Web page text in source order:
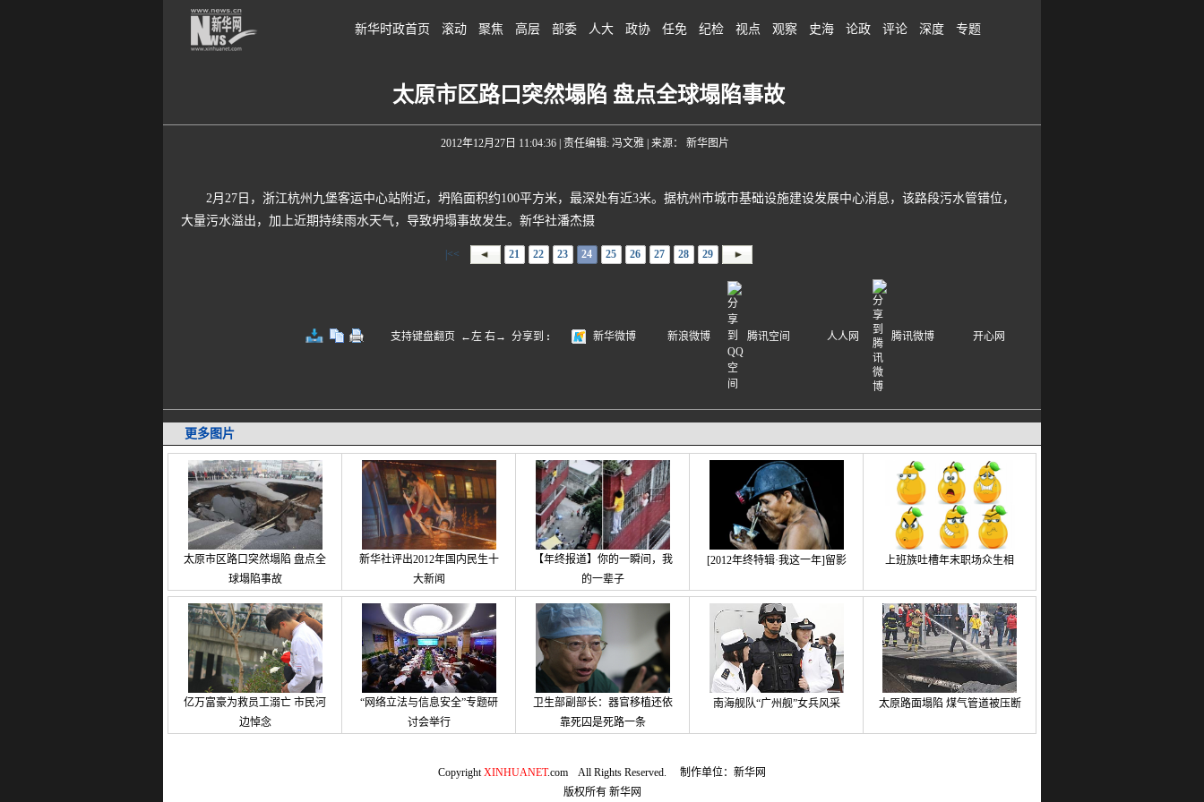
新华时政首页 滚动 聚焦 高层 部委 人大 政协 任免 纪检 视点 观察 史海 论政 评论 深度 专题
太原市区路口突然塌陷 盘点全球塌陷事故
2012年12月27日 11:04:36| 责任编辑: 冯文雅 | 来源： 新华图片
2月27日，浙江杭州九堡客运中心站附近，坍陷面积约100平方米，最深处有近3米。据杭州市城市基础设施建设发展中心消息，该路段污水管错位，
大量污水溢出，加上近期持续雨水天气，导致坍塌事故发生。新华社潘杰摄
|<< 21 22 23 24 25 26 27 28 29
支持键盘翻页 ←左 右→ 分享到 : 新华微博 新浪微博 腾讯空间 人人网 腾讯微博 开心网
更多图片
太原市区路口突然塌陷 盘点全
球塌陷事故
新华社评出2012年国内民生十
大新闻
【年终报道】你的一瞬间，我
的一辈子
[2012年终特辑·我这一年]留影 上班族吐槽年末职场众生相
亿万富豪为救员工溺亡 市民河
边悼念
“网络立法与信息安全”专题研
讨会举行
卫生部副部长：器官移植还依
靠死囚是死路一条
南海舰队“广州舰”女兵风采 太原路面塌陷 煤气管道被压断
CopyrightXINHUANET.com All Rights Reserved. 制作单位：新华网
版权所有新华网